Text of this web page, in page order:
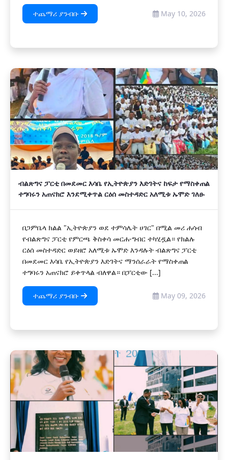
ተጨማሪ ያንብቡ May 10, 2026
ብልጽግና ፓርቲ በመደመር እሳቤ የኢትዮጵያን እድገትና ከፍታ የማስቀጠል
ተግባሩን አጠናክሮ እንደሚቀጥል ርዕሰ መስተዳድር አለሚቱ ኡሞድ ገለፁ
በጋምቤላ ክልል "ኢትዮጵያን ወደ ተምሳሌት ሀገር" በሚል መሪ ሐሳብ
የብልጽግና ፓርቲ የምርጫ ቅስቀሳ መርሐ-ግብር ተካሂዷል። የክልሉ
ርዕሰ መስተዳድር ወይዘሮ አለሚቱ ኡሞድ እንዳሉት ብልጽግና ፓርቲ
በመደመር እሳቤ የኢትዮጵያን እድገትና ማንሰራራት የማስቀጠል
ተግባሩን አጠናክሮ ይቀጥላል ብለዋል። በፓርቲው [...]
ተጨማሪ ያንብቡ May 09, 2026